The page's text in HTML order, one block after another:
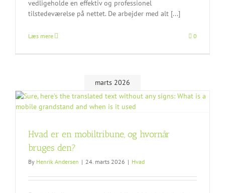
vedligeholde en effektiv og professionel
tilstedeværelse på nettet. De arbejder med alt [...]
Læs mere 0
marts 2026
Hvad er en mobiltribune, og hvornår
bruges den?
By Henrik Andersen | 24. marts 2026 | Hvad